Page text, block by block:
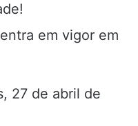
em vigor em
27 de abril de